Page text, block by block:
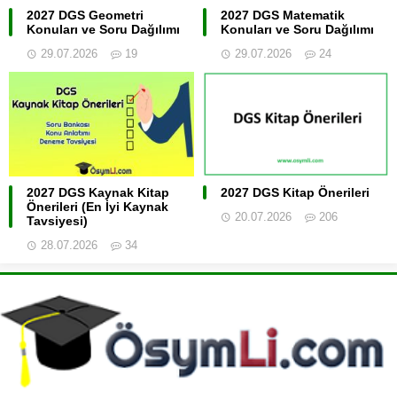
2027 DGS Geometri
Konuları ve Soru Dağılımı
29.07.2026 19
2027 DGS Matematik
Konuları ve Soru Dağılımı
29.07.2026 24
2027 DGS Kaynak Kitap
Önerileri (En İyi Kaynak
Tavsiyesi)
28.07.2026 34
2027 DGS Kitap Önerileri
20.07.2026 206